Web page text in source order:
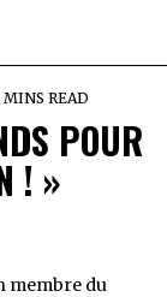
MINS READ
POUR
! »
membre du